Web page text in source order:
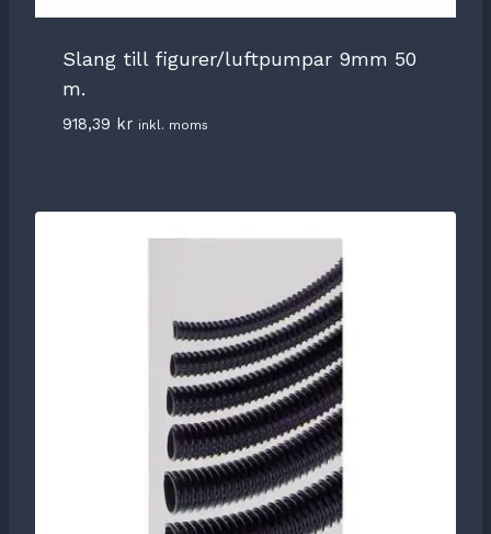
Slang till figurer/luftpumpar 9mm 50
m.
918,39 kr inkl. moms